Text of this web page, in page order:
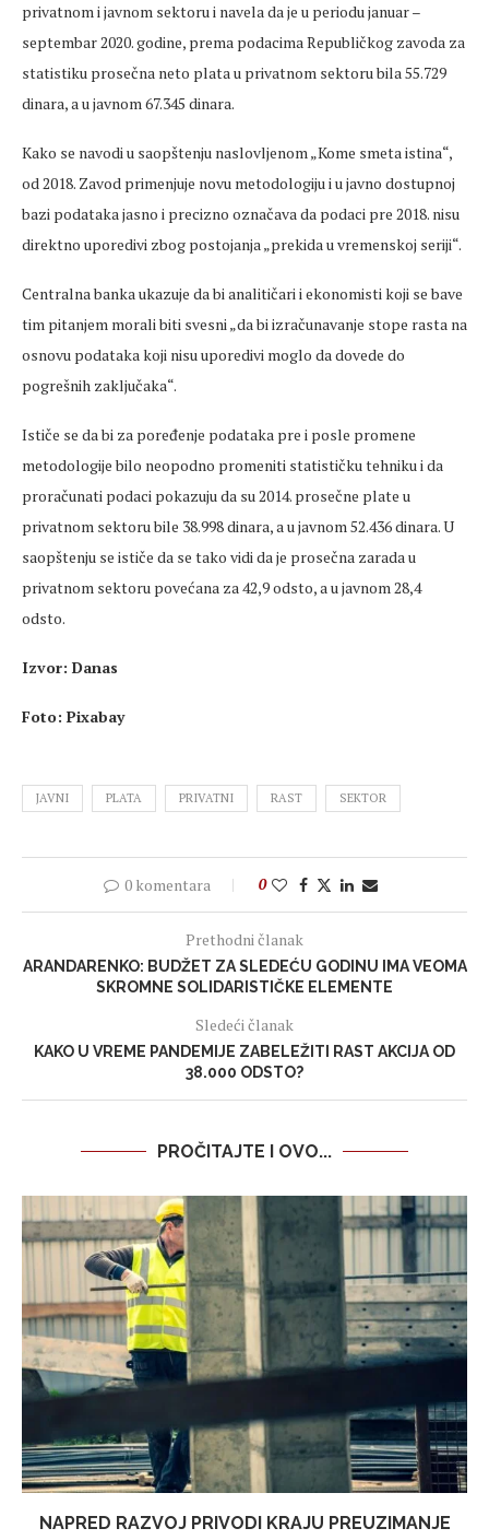
privatnom i javnom sektoru i navela da je u periodu januar –
septembar 2020. godine, prema podacima Republičkog zavoda za
statistiku prosečna neto plata u privatnom sektoru bila 55.729
dinara, a u javnom 67.345 dinara.
Kako se navodi u saopštenju naslovljenom „Kome smeta istina“,
od 2018. Zavod primenjuje novu metodologiju i u javno dostupnoj
bazi podataka jasno i precizno označava da podaci pre 2018. nisu
direktno uporedivi zbog postojanja „prekida u vremenskoj seriji“.
Centralna banka ukazuje da bi analitičari i ekonomisti koji se bave
tim pitanjem morali biti svesni „da bi izračunavanje stope rasta na
osnovu podataka koji nisu uporedivi moglo da dovede do
pogrešnih zaključaka“.
Ističe se da bi za poređenje podataka pre i posle promene
metodologije bilo neopodno promeniti statističku tehniku i da
proračunati podaci pokazuju da su 2014. prosečne plate u
privatnom sektoru bile 38.998 dinara, a u javnom 52.436 dinara. U
saopštenju se ističe da se tako vidi da je prosečna zarada u
privatnom sektoru povećana za 42,9 odsto, a u javnom 28,4
odsto.
Izvor: Danas
Foto: Pixabay
JAVNI PLATA PRIVATNI RAST SEKTOR
0 komentara 0
Prethodni članak
ARANDARENKO: BUDŽET ZA SLEDEĆU GODINU IMA VEOMA
SKROMNE SOLIDARISTIČKE ELEMENTE
Sledeći članak
KAKO U VREME PANDEMIJE ZABELEŽITI RAST AKCIJA OD
38.000 ODSTO?
PROČITAJTE I OVO...
NAPRED RAZVOJ PRIVODI KRAJU PREUZIMANJE